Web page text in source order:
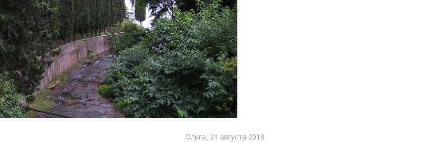
Ольга, 21 августа 2018